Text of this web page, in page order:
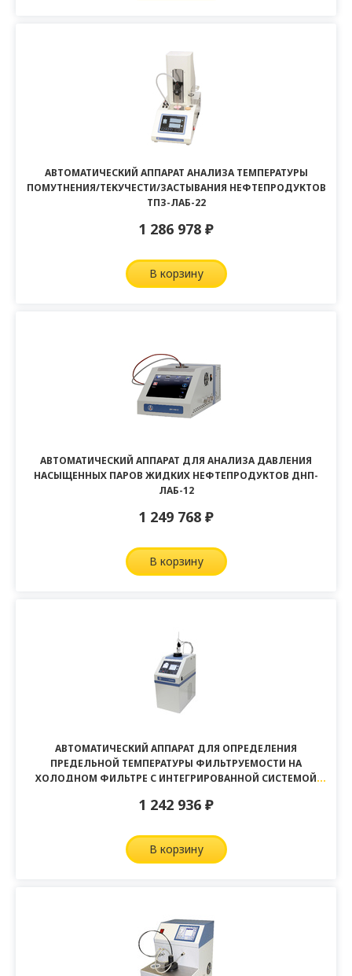
АВТОМАТИЧЕСКИЙ АППАРАТ АНАЛИЗА ТЕМПЕРАТУРЫ
ПОМУТНЕНИЯ/ТЕКУЧЕСТИ/ЗАСТЫВАНИЯ НЕФТЕПРОДУКТОВ
ТПЗ-ЛАБ-22
1 286 978 ₽
в корзину
АВТОМАТИЧЕСКИЙ АППАРАТ ДЛЯ АНАЛИЗА ДАВЛЕНИЯ
НАСЫЩЕННЫХ ПАРОВ ЖИДКИХ НЕФТЕПРОДУКТОВ ДНП-
ЛАБ-12
1 249 768 ₽
в корзину
АВТОМАТИЧЕСКИЙ АППАРАТ ДЛЯ ОПРЕДЕЛЕНИЯ
ПРЕДЕЛЬНОЙ ТЕМПЕРАТУРЫ ФИЛЬТРУЕМОСТИ НА
ХОЛОДНОМ ФИЛЬТРЕ С ИНТЕГРИРОВАННОЙ СИСТЕМОЙ
1 242 936 ₽
в корзину